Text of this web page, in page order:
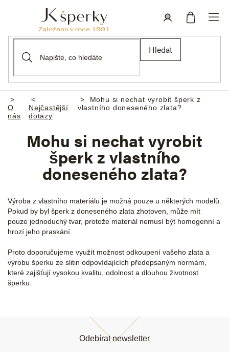
Hledat
Domů
O
nás
Nejčastější
dotazy
Mohu si nechat vyrobit šperk z
vlastního doneseného zlata?
Mohu si nechat vyrobit
šperk z vlastního
doneseného zlata?
Výroba z vlastního materiálu je možná pouze u některých modelů.
Pokud by byl šperk z doneseného zlata zhotoven, může mít
pouze jednoduchý tvar, protože materiál nemusí být homogenní a
hrozí jeho praskání.
Proto doporučujeme využít možnost odkoupení vašeho zlata a
výrobu šperku ze slitin odpovídajících předepsaným normám,
které zajišťují vysokou kvalitu, odolnost a dlouhou životnost
šperku.
Odebírat newsletter